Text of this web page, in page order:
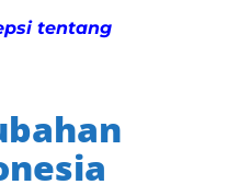
tentang